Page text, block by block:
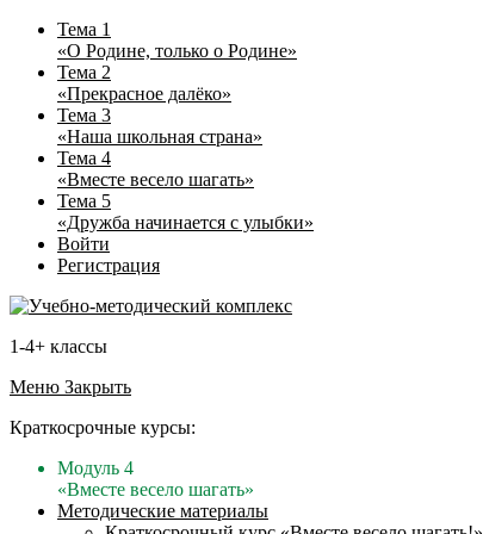
Тема 1
«О Родине, только о Родине»
Тема 2
«Прекрасное далёко»
Тема 3
«Наша школьная страна»
Тема 4
«Вместе весело шагать»
Тема 5
«Дружба начинается с улыбки»
Войти
Регистрация
1-4+ классы
Меню Закрыть
Краткосрочные курсы:
Модуль 4
«Вместе весело шагать»
Методические материалы